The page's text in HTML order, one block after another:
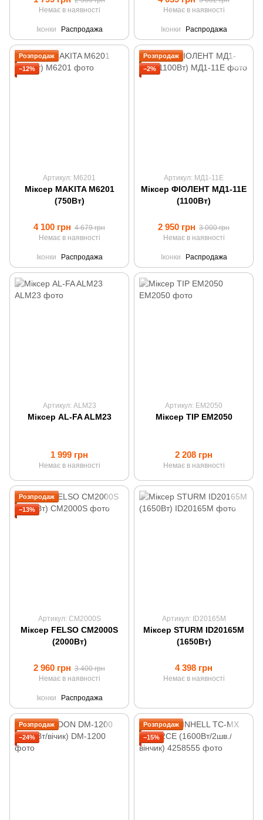
Немає в наявності
Іконки Распродажа
Немає в наявності
Іконки Распродажа
Розпродаж
−12%
Артикул: M6201
Міксер MAKITA M6201
(750Вт)
4 100 грн 4 679 грн
Немає в наявності
Іконки Распродажа
Розпродаж
−2%
Артикул: МД1-11Е
Міксер ФІОЛЕНТ МД1-11Е
(1100Вт)
2 950 грн 3 000 грн
Немає в наявності
Іконки Распродажа
Артикул: ALM23
Міксер AL-FA ALM23
1 999 грн
Немає в наявності
Артикул: EM2050
Міксер TIP EM2050
2 208 грн
Немає в наявності
Розпродаж
−13%
Артикул: CM2000S
Міксер FELSO CM2000S
(2000Вт)
2 960 грн 3 400 грн
Немає в наявності
Іконки Распродажа
Артикул: ID20165M
Міксер STURM ID20165M
(1650Вт)
4 398 грн
Немає в наявності
Розпродаж
−24%
Розпродаж
−15%